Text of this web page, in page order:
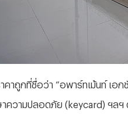
คาถูกที่ชื่อว่า “อพาร์ทเม้นท์ เ
ความปลอดภัย (keycard) ฯล